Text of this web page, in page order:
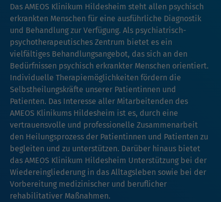
Das AMEOS Klinikum Hildesheim steht allen psychisch
erkrankten Menschen für eine ausführliche Diagnostik
und Behandlung zur Verfügung. Als psychiatrisch-
psychotherapeutisches Zentrum bietet es ein
vielfältiges Behandlungsangebot, das sich an den
Bedürfnissen psychisch erkrankter Menschen orientiert.
Individuelle Therapiemöglichkeiten fördern die
Selbstheilungskräfte unserer Patientinnen und
Patienten. Das Interesse aller Mitarbeitenden des
AMEOS Klinikums Hildesheim ist es, durch eine
vertrauensvolle und professionelle Zusammenarbeit
den Heilungsprozess der Patientinnen und Patienten zu
begleiten und zu unterstützen. Darüber hinaus bietet
das AMEOS Klinikum Hildesheim Unterstützung bei der
Wiedereingliederung in das Alltagsleben sowie bei der
Vorbereitung medizinischer und beruflicher
rehabilitativer Maßnahmen.